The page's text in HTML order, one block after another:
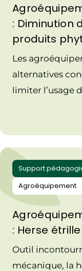
: Diminution
produits
Les
alternatives
limiter l’usage
Support
Agroéquipement
: Herse étrille
Outil
mécanique, la